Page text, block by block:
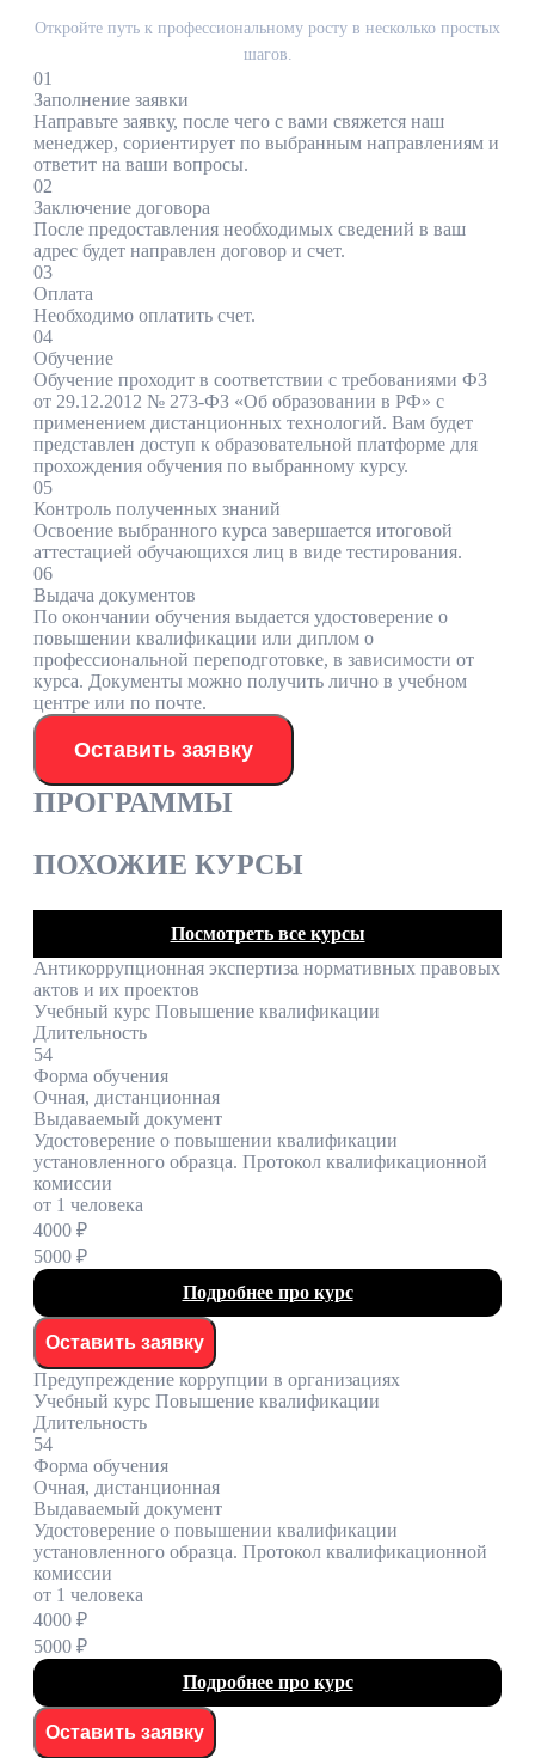
Откройте путь к профессиональному росту в несколько простых
шагов.
01
Заполнение заявки
Направьте заявку, после чего с вами свяжется наш
менеджер, сориентирует по выбранным направлениям и
ответит на ваши вопросы.
02
Заключение договора
После предоставления необходимых сведений в ваш
адрес будет направлен договор и счет.
03
Оплата
Необходимо оплатить счет.
04
Обучение
Обучение проходит в соответствии с требованиями ФЗ
от 29.12.2012 № 273-ФЗ «Об образовании в РФ» с
применением дистанционных технологий. Вам будет
представлен доступ к образовательной платформе для
прохождения обучения по выбранному курсу.
05
Контроль полученных знаний
Освоение выбранного курса завершается итоговой
аттестацией обучающихся лиц в виде тестирования.
06
Выдача документов
По окончании обучения выдается удостоверение о
повышении квалификации или диплом о
профессиональной переподготовке, в зависимости от
курса. Документы можно получить лично в учебном
центре или по почте.
Оставить заявку
ПРОГРАММЫ
ПОХОЖИЕ КУРСЫ
Посмотреть все курсы
Антикоррупционная экспертиза нормативных правовых
актов и их проектов
Учебный курс Повышение квалификации
Длительность
54
Форма обучения
Очная, дистанционная
Выдаваемый документ
Удостоверение о повышении квалификации
установленного образца. Протокол квалификационной
комиссии
от 1 человека
4000 ₽
5000 ₽
Подробнее про курс
Оставить заявку
Предупреждение коррупции в организациях
Учебный курс Повышение квалификации
Длительность
54
Форма обучения
Очная, дистанционная
Выдаваемый документ
Удостоверение о повышении квалификации
установленного образца. Протокол квалификационной
комиссии
от 1 человека
4000 ₽
5000 ₽
Подробнее про курс
Оставить заявку